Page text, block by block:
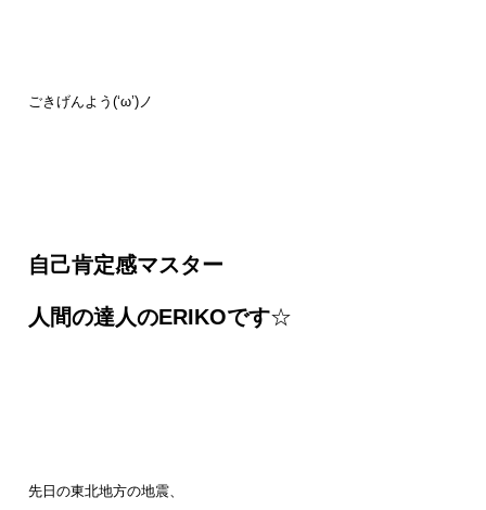
ごきげんよう(‘ω’)ノ
自己肯定感マスター
人間の達人のERIKOです☆
先日の東北地方の地震、